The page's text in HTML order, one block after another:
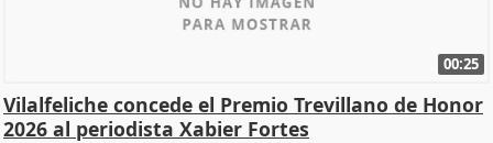
00:25
Vilalfeliche concede el Premio Trevillano de Honor
2026 al periodista Xabier Fortes